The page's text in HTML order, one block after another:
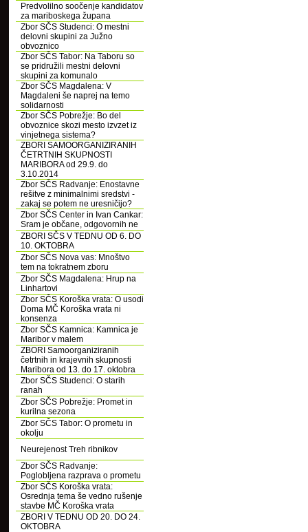
Predvolilno soočenje kandidatov
za mariboskega župana
Zbor SČS Studenci: O mestni
delovni skupini za Južno
obvoznico
Zbor SČS Tabor: Na Taboru so
se pridružili mestni delovni
skupini za komunalo
Zbor SČS Magdalena: V
Magdaleni še naprej na temo
solidarnosti
Zbor SČS Pobrežje: Bo del
obvoznice skozi mesto izvzet iz
vinjetnega sistema?
ZBORI SAMOORGANIZIRANIH
ČETRTNIH SKUPNOSTI
MARIBORA od 29.9. do
3.10.2014
Zbor SČS Radvanje: Enostavne
rešitve z minimalnimi sredstvi -
zakaj se potem ne uresničijo?
Zbor SČS Center in Ivan Cankar:
Sram je občane, odgovornih ne
ZBORI SČS V TEDNU OD 6. DO
10. OKTOBRA
Zbor SČS Nova vas: Mnoštvo
tem na tokratnem zboru
Zbor SČS Magdalena: Hrup na
Linhartovi
Zbor SČS Koroška vrata: O usodi
Doma MČ Koroška vrata ni
konsenza
Zbor SČS Kamnica: Kamnica je
Maribor v malem
ZBORI Samoorganiziranih
četrtnih in krajevnih skupnosti
Maribora od 13. do 17. oktobra
Zbor SČS Studenci: O starih
ranah
Zbor SČS Pobrežje: Promet in
kurilna sezona
Zbor SČS Tabor: O prometu in
okolju
Neurejenost Treh ribnikov
Zbor SČS Radvanje:
Poglobljena razprava o prometu
Zbor SČS Koroška vrata:
Osrednja tema še vedno rušenje
stavbe MČ Koroška vrata
ZBORI V TEDNU OD 20. DO 24.
OKTOBRA